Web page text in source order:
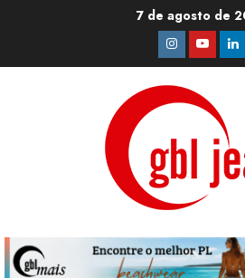
7 de agosto de
Instagram
Youtube